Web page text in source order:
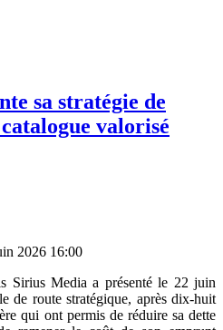
sa stratégie de
valorisé
2026 16:00
Sirius Media a présenté le 22 juin
de route stratégique, après dix-huit
qui ont permis de réduire sa dette